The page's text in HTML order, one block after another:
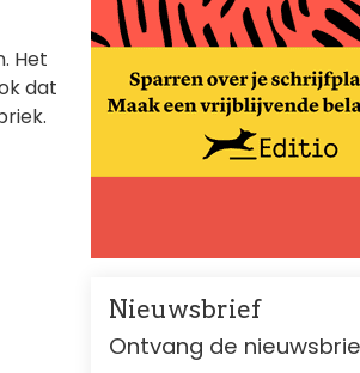
Het
dat
Nieuwsbrief
Ontvang de